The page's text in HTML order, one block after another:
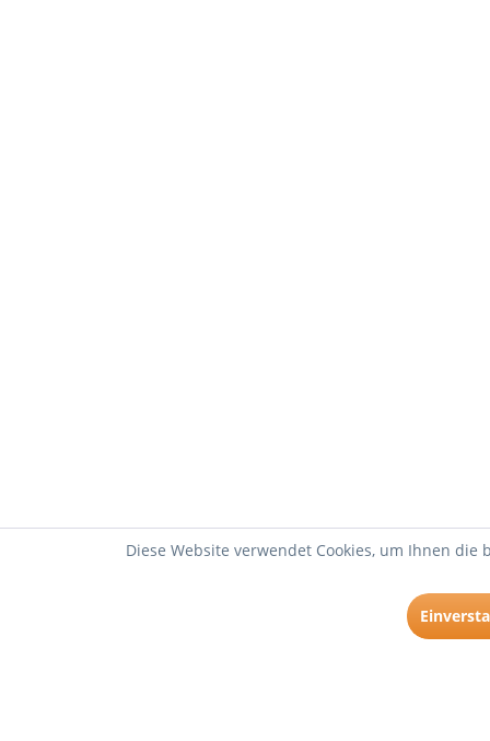
Diese Website verwendet Cookies, um Ihnen